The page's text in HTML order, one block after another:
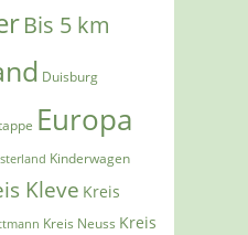
Bis 5 km
Duisburg
Europa
Kinderwagen
Kleve Kreis
Kreis Neuss Kreis